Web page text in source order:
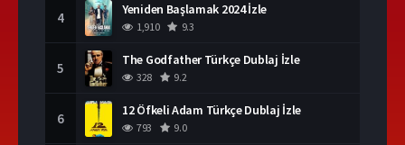
4 Yeniden Başlamak 2024 İzle
1,910 9.3
5 The Godfather Türkçe Dublaj İzle
328 9.2
6 12 Öfkeli Adam Türkçe Dublaj İzle
793 9.0